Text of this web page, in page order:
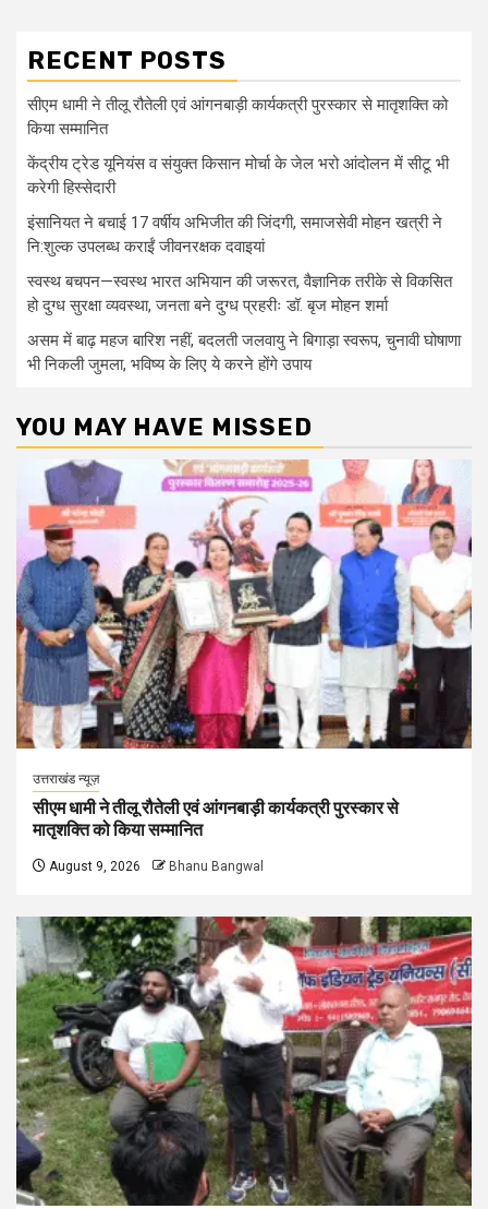
RECENT POSTS
सीएम धामी ने तीलू रौतेली एवं आंगनबाड़ी कार्यकत्री पुरस्कार से मातृशक्ति को
किया सम्मानित
केंद्रीय ट्रेड यूनियंस व संयुक्त किसान मोर्चा के जेल भरो आंदोलन में सीटू भी
करेगी हिस्सेदारी
इंसानियत ने बचाई 17 वर्षीय अभिजीत की जिंदगी, समाजसेवी मोहन खत्री ने
नि:शुल्क उपलब्ध कराईं जीवनरक्षक दवाइयां
स्वस्थ बचपन—स्वस्थ भारत अभियान की जरूरत, वैज्ञानिक तरीके से विकसित
हो दुग्ध सुरक्षा व्यवस्था, जनता बने दुग्ध प्रहरीः डॉ. बृज मोहन शर्मा
असम में बाढ़ महज बारिश नहीं, बदलती जलवायु ने बिगाड़ा स्वरूप, चुनावी घोषाणा
भी निकली जुमला, भविष्य के लिए ये करने होंगे उपाय
YOU MAY HAVE MISSED
उत्तराखंड न्यूज़
सीएम धामी ने तीलू रौतेली एवं आंगनबाड़ी कार्यकत्री पुरस्कार से
मातृशक्ति को किया सम्मानित
August 9, 2026 Bhanu Bangwal